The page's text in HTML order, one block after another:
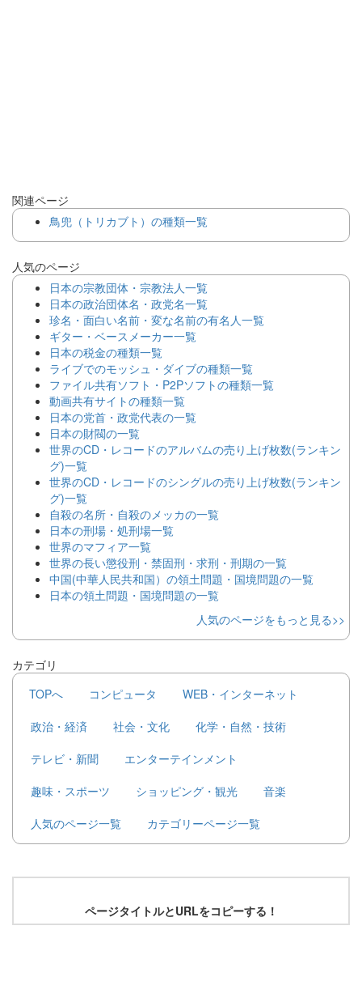
関連ページ
鳥兜（トリカブト）の種類一覧
人気のページ
日本の宗教団体・宗教法人一覧
日本の政治団体名・政党名一覧
珍名・面白い名前・変な名前の有名人一覧
ギター・ベースメーカー一覧
日本の税金の種類一覧
ライブでのモッシュ・ダイブの種類一覧
ファイル共有ソフト・P2Pソフトの種類一覧
動画共有サイトの種類一覧
日本の党首・政党代表の一覧
日本の財閥の一覧
世界のCD・レコードのアルバムの売り上げ枚数(ランキン
グ)一覧
世界のCD・レコードのシングルの売り上げ枚数(ランキン
グ)一覧
自殺の名所・自殺のメッカの一覧
日本の刑場・処刑場一覧
世界のマフィア一覧
世界の長い懲役刑・禁固刑・求刑・刑期の一覧
中国(中華人民共和国）の領土問題・国境問題の一覧
日本の領土問題・国境問題の一覧
人気のページをもっと見る>>
カテゴリ
TOPへ
コンピュータ
WEB・インターネット
政治・経済
社会・文化
化学・自然・技術
テレビ・新聞
エンターテインメント
趣味・スポーツ
ショッピング・観光
音楽
人気のページ一覧
カテゴリーページ一覧
ページタイトルとURLをコピーする！